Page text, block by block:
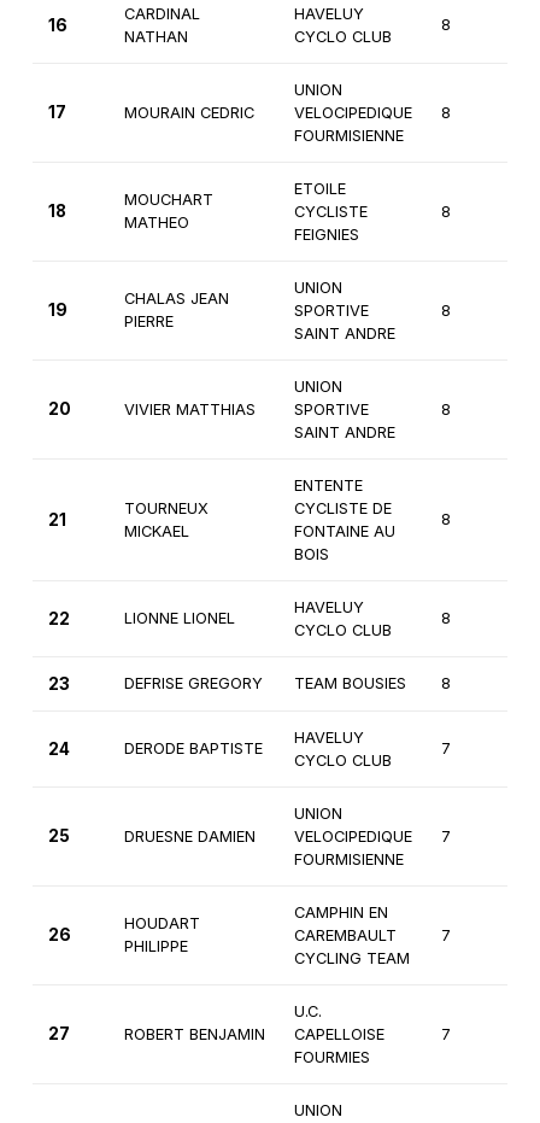
16
CARDINAL
NATHAN
HAVELUY
CYCLO CLUB
8
17 MOURAIN CEDRIC
UNION
VELOCIPEDIQUE
FOURMISIENNE
8
18
MOUCHART
MATHEO
ETOILE
CYCLISTE
FEIGNIES
8
19
CHALAS JEAN
PIERRE
UNION
SPORTIVE
SAINT ANDRE
8
20 VIVIER MATTHIAS
UNION
SPORTIVE
SAINT ANDRE
8
21
TOURNEUX
MICKAEL
ENTENTE
CYCLISTE DE
FONTAINE AU
BOIS
8
22 LIONNE LIONEL
HAVELUY
CYCLO CLUB
8
23 DEFRISE GREGORY TEAM BOUSIES 8
24 DERODE BAPTISTE
HAVELUY
CYCLO CLUB
7
25 DRUESNE DAMIEN
UNION
VELOCIPEDIQUE
FOURMISIENNE
7
26
HOUDART
PHILIPPE
CAMPHIN EN
CAREMBAULT
CYCLING TEAM
7
27 ROBERT BENJAMIN
U.C.
CAPELLOISE
FOURMIES
7
UNION